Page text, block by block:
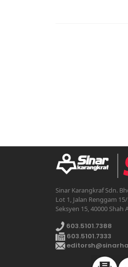
Sinar Karangkraf Sdn.
Lot 1, Jalan Renggam
Seksyen 15, 40000 Shah
603.5101.7388
603.5101.7333